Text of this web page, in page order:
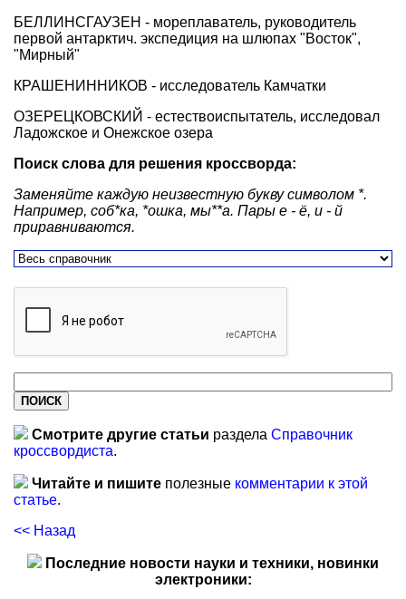
БЕЛЛИНСГАУЗЕН - мореплаватель, руководитель
первой антарктич. экспедиция на шлюпах "Восток",
"Мирный"
КРАШЕНИННИКОВ - исследователь Камчатки
ОЗЕРЕЦКОВСКИЙ - естествоиспытатель, исследовал
Ладожское и Онежское озера
Поиск слова для решения кроссворда:
Заменяйте каждую неизвестную букву символом *.
Например, соб*ка, *ошка, мы**а. Пары е - ё, и - й
приравниваются.
Смотрите другие статьи раздела Справочник
кроссвордиста.
Читайте и пишите полезные комментарии к этой
статье.
<< Назад
Последние новости науки и техники, новинки
электроники: